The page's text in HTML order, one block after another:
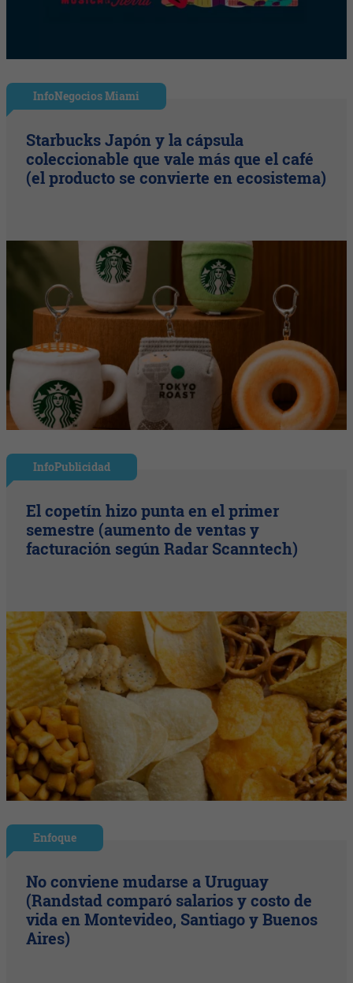
InfoNegocios Miami
Starbucks Japón y la cápsula
coleccionable que vale más que el café
(el producto se convierte en ecosistema)
InfoPublicidad
El copetín hizo punta en el primer
semestre (aumento de ventas y
facturación según Radar Scanntech)
Enfoque
No conviene mudarse a Uruguay
(Randstad comparó salarios y costo de
vida en Montevideo, Santiago y Buenos
Aires)